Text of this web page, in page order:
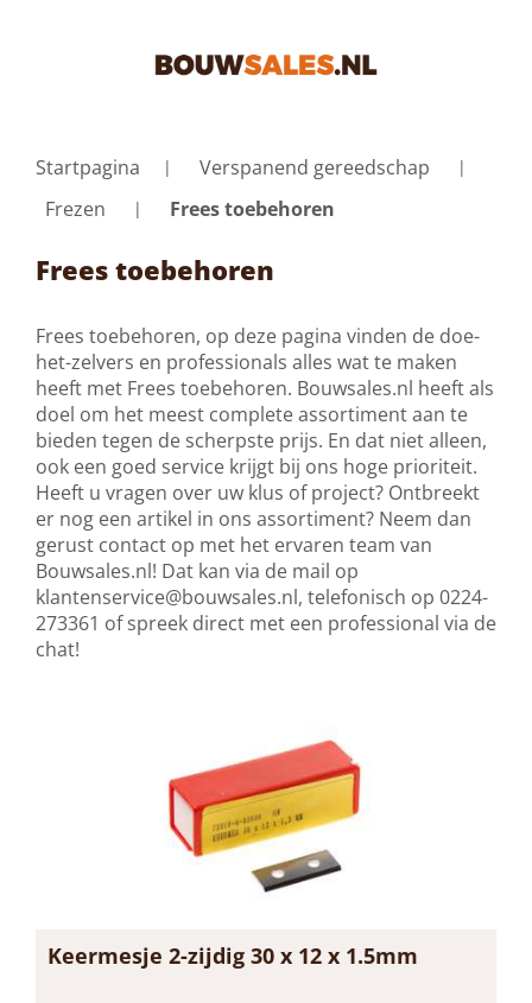
Startpagina
Verspanend gereedschap
Frezen
Frees toebehoren
Frees toebehoren
Frees toebehoren, op deze pagina vinden de doe-
het-zelvers en professionals alles wat te maken
heeft met Frees toebehoren. Bouwsales.nl heeft als
doel om het meest complete assortiment aan te
bieden tegen de scherpste prijs. En dat niet alleen,
ook een goed service krijgt bij ons hoge prioriteit.
Heeft u vragen over uw klus of project? Ontbreekt
er nog een artikel in ons assortiment? Neem dan
gerust contact op met het ervaren team van
Bouwsales.nl! Dat kan via de mail op
klantenservice@bouwsales.nl, telefonisch op 0224-
273361 of spreek direct met een professional via de
chat!
Keermesje 2-zijdig 30 x 12 x 1.5mm